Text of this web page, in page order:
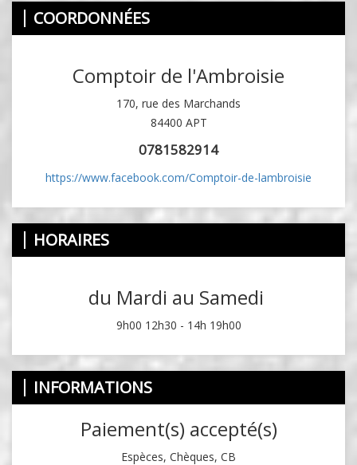
COORDONNÉES
Comptoir de l'Ambroisie
170, rue des Marchands
84400 APT
0781582914
https://www.facebook.com/Comptoir-de-lambroisie
HORAIRES
du Mardi au Samedi
9h00 12h30 - 14h 19h00
INFORMATIONS
Paiement(s) accepté(s)
Espèces, Chèques, CB